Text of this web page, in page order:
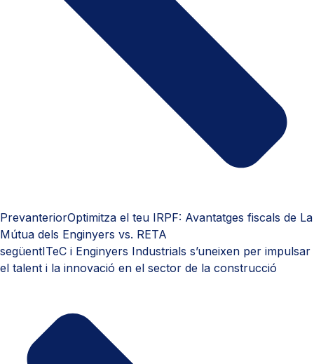
PrevanteriorOptimitza el teu IRPF: Avantatges fiscals de La
Mútua dels Enginyers vs. RETA
següentITeC i Enginyers Industrials s’uneixen per impulsar
el talent i la innovació en el sector de la construcció